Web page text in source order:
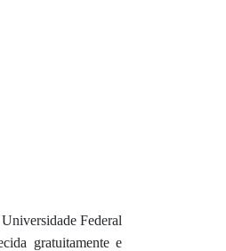
Federal
gratuitamente e